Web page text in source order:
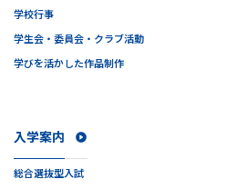
入学案内
総合選抜型入試
学校行事
学生会・委員会・クラブ活動
学びを活かした作品制作